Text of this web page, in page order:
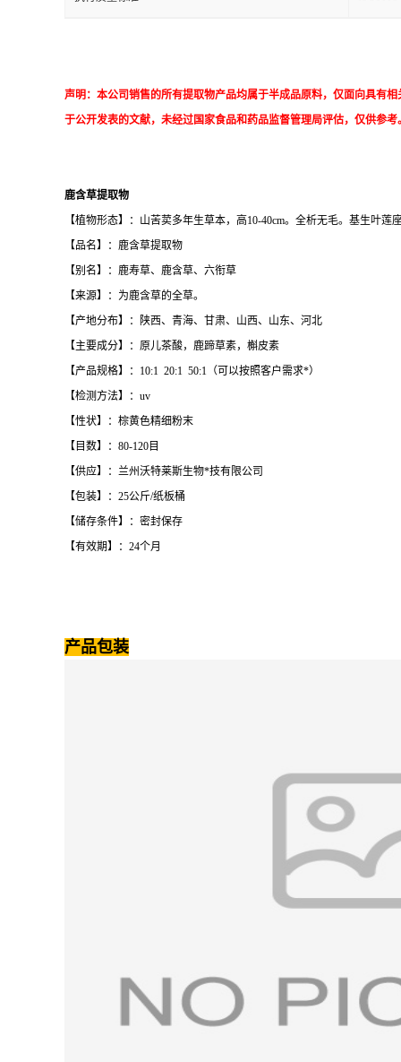
声明：本公司销售的所有提取物产品均属于半成品原料，仅面向具有
于公开发表的文献，未经过国家食品和药品监督管理局评估，仅供参考
鹿含草提取物
【植物形态】：山苦荬多年生草本，高10-40cm。全析无毛。基生叶
【品名】：鹿含草提取物
【别名】：鹿寿草、鹿含草、六衔草
【来源】：为鹿含草的全草。
【产地分布】：陕西、青海、甘肃、山西、山东、河北
【主要成分】：原儿茶酸，鹿蹄草素，槲皮素
【产品规格】：10:1 20:1 50:1（可以按照客户需求*）
【检测方法】：uv
【性状】：棕黄色精细粉末
【目数】：80-120目
【供应】：兰州沃特莱斯生物*技有限公司
【包装】：25公斤/纸板桶
【储存条件】：密封保存
【有效期】：24个月
产品包装